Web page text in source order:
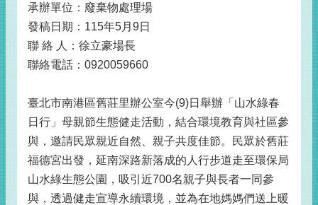
承辦單位：廢棄物處理場
發稿日期：115年5月9日
聯 絡 人：徐立豪場長
聯絡電話：0920059660
臺北市南港區舊莊里辦公室今(9)日舉辦「山水綠春
日行」母親節生態健走活動，結合環境教育與社區參
與，邀請民眾親近自然、親子共度佳節。民眾於舊莊
福德宮出發，延南深路新落成的人行步道走至環保局
山水綠生態公園，吸引近700名親子與長者一同參
與，透過健走宣導永續環境，並為在地媽媽們送上暖